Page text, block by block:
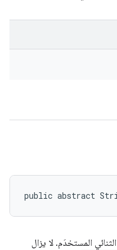
public abstract
تعرض هذه السمة مسار ملف fastboot الثنائي المستخدَم. لا يزال